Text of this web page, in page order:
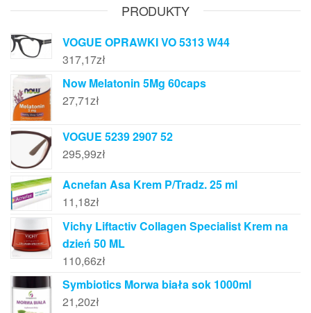
PRODUKTY
VOGUE OPRAWKI VO 5313 W44
317,17zł
Now Melatonin 5Mg 60caps
27,71zł
VOGUE 5239 2907 52
295,99zł
Acnefan Asa Krem P/Tradz. 25 ml
11,18zł
Vichy Liftactiv Collagen Specialist Krem na
dzień 50 ML
110,66zł
Symbiotics Morwa biała sok 1000ml
21,20zł